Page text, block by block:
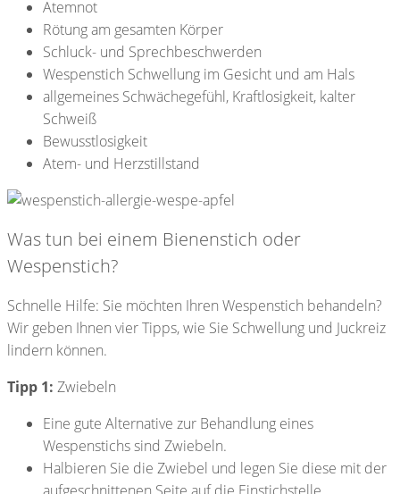
Atemnot
Rötung am gesamten Körper
Schluck- und Sprechbeschwerden
Wespenstich Schwellung im Gesicht und am Hals
allgemeines Schwächegefühl, Kraftlosigkeit, kalter
Schweiß
Bewusstlosigkeit
Atem- und Herzstillstand
Was tun bei einem Bienenstich oder
Wespenstich?
Schnelle Hilfe: Sie möchten Ihren Wespenstich behandeln?
Wir geben Ihnen vier Tipps, wie Sie Schwellung und Juckreiz
lindern können.
Tipp 1: Zwiebeln
Eine gute Alternative zur Behandlung eines
Wespenstichs sind Zwiebeln.
Halbieren Sie die Zwiebel und legen Sie diese mit der